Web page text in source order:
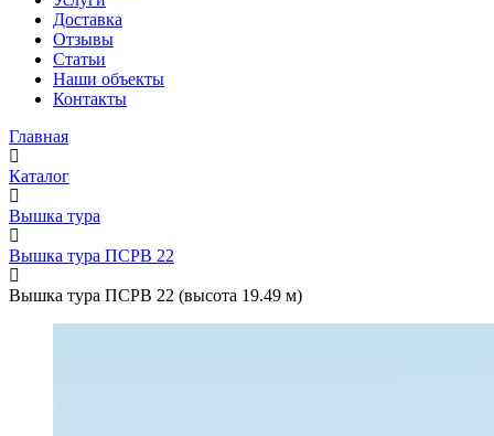
Доставка
Отзывы
Статьи
Наши объекты
Контакты
Главная
Каталог
Вышка тура
Вышка тура ПСРВ 22
Вышка тура ПСРВ 22 (высота 19.49 м)